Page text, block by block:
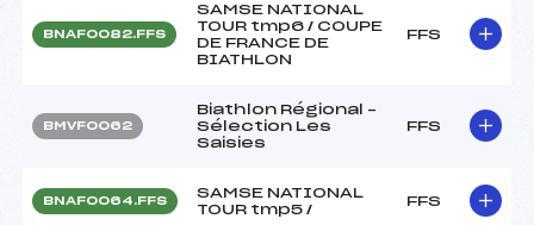
BNAF0082.FFS
SAMSE NATIONAL
TOUR tmp6 / COUPE
DE FRANCE DE
BIATHLON
FFS
BMVF0062
Biathlon Régional –
Sélection Les
Saisies
FFS
BNAF0064.FFS
SAMSE NATIONAL
TOUR tmp5 /
FFS